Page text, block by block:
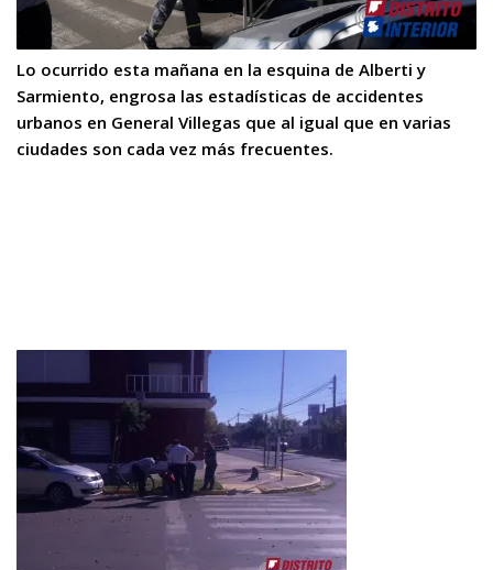
Lo ocurrido esta mañana en la esquina de Alberti y
Sarmiento, engrosa las estadísticas de accidentes
urbanos en General Villegas que al igual que en varias
ciudades son cada vez más frecuentes.